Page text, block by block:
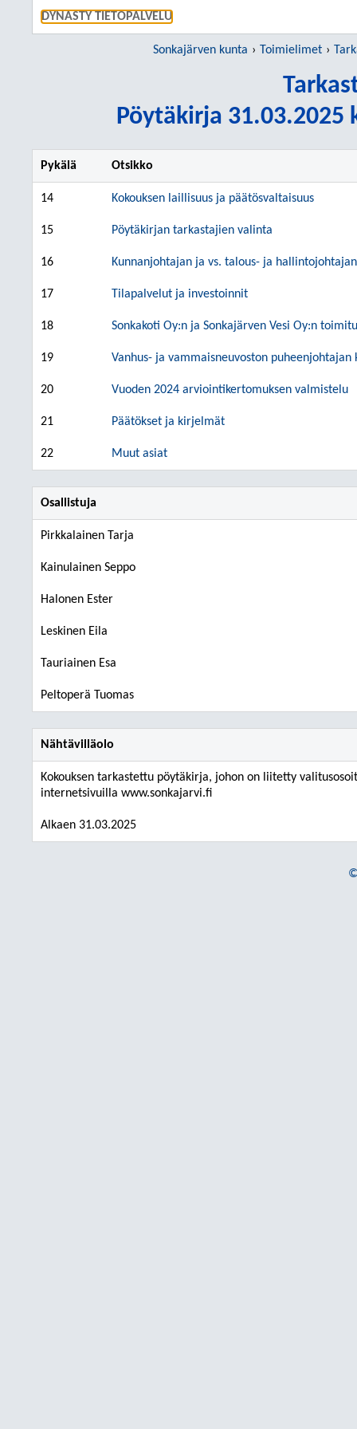
DYNASTY TIETOPALVELU
Sonkajärven kunta Toimielimet
Pöytäkirja 31.03.2025
Pykälä Otsikko
14 Kokouksen laillisuus ja päätösvaltaisuus
15 Pöytäkirjan tarkastajien valinta
16 Kunnanjohtajan ja vs. talous- ja
17 Tilapalvelut ja investoinnit
18 Sonkakoti Oy:n ja Sonkajärven Vesi Oy:n
19 Vanhus- ja vammaisneuvoston puheenjohtajan
20 Vuoden 2024 arviointikertomuksen valmistelu
21 Päätökset ja kirjelmät
22 Muut asiat
Osallistuja
Pirkkalainen Tarja
Kainulainen Seppo
Halonen Ester
Leskinen Eila
Tauriainen Esa
Peltoperä Tuomas
Nähtävilläolo
Kokouksen tarkastettu pöytäkirja, johon on liitetty
internetsivuilla www.sonkajarvi.fi
Alkaen 31.03.2025